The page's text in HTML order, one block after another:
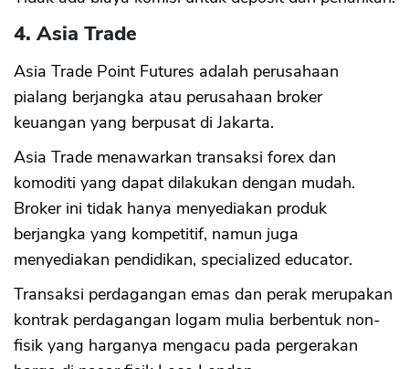
4. Asia Trade
Asia Trade Point Futures adalah perusahaan
pialang berjangka atau perusahaan broker
keuangan yang berpusat di Jakarta.
Asia Trade menawarkan transaksi forex dan
komoditi yang dapat dilakukan dengan mudah.
Broker ini tidak hanya menyediakan produk
berjangka yang kompetitif, namun juga
menyediakan pendidikan, specialized educator.
Transaksi perdagangan emas dan perak merupakan
kontrak perdagangan logam mulia berbentuk non-
fisik yang harganya mengacu pada pergerakan